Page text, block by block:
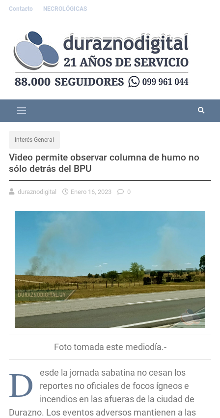
Contacto NECROLÓGICAS
Interés General
Video permite observar columna de humo no
sólo detrás del BPU
duraznodigital Enero 16, 2023 0
Foto tomada este mediodía.-
D
esde la jornada sabatina no cesan los
reportes no oficiales de focos ígneos e
incendios en las afueras de la ciudad de
Durazno. Los eventos adversos mantienen a las